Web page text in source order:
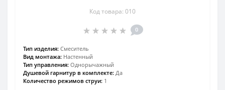
Код товара: 010
0
Тип изделия: Смеситель
Вид монтажа: Настенный
Тип управления: Однорычажный
Душевой гарнитур в комплекте: Да
Количество режимов струи: 1